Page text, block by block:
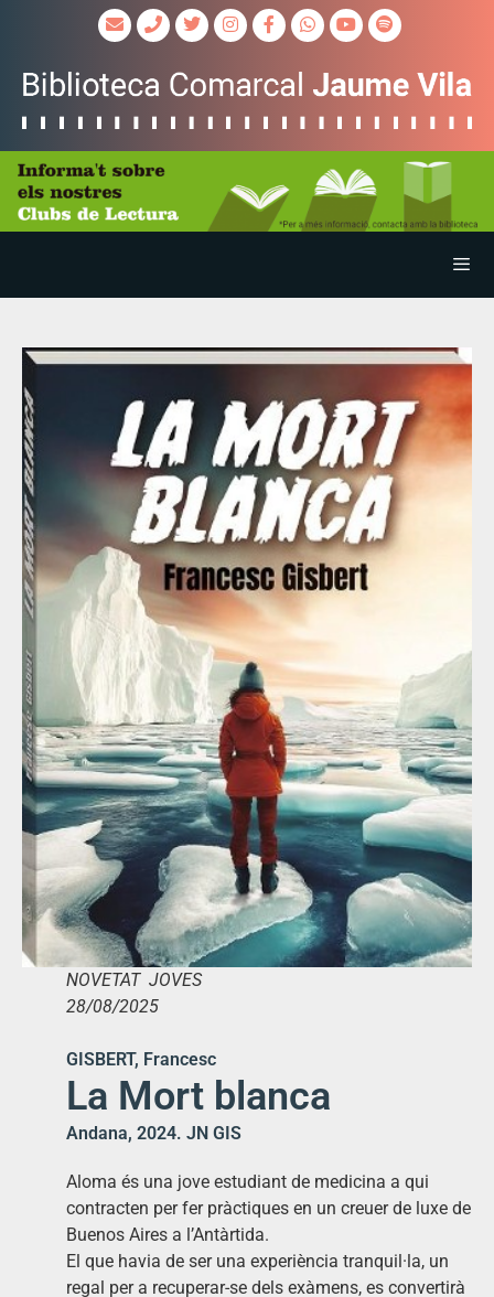
NOVETAT JOVES
28/08/2025
GISBERT, Francesc
La Mort blanca
Andana, 2024. JN GIS
Aloma és una jove estudiant de medicina a qui
contracten per fer pràctiques en un creuer de luxe de
Buenos Aires a l’Antàrtida.
El que havia de ser una experiència tranquil·la, un
regal per a recuperar-se dels exàmens, es convertirà